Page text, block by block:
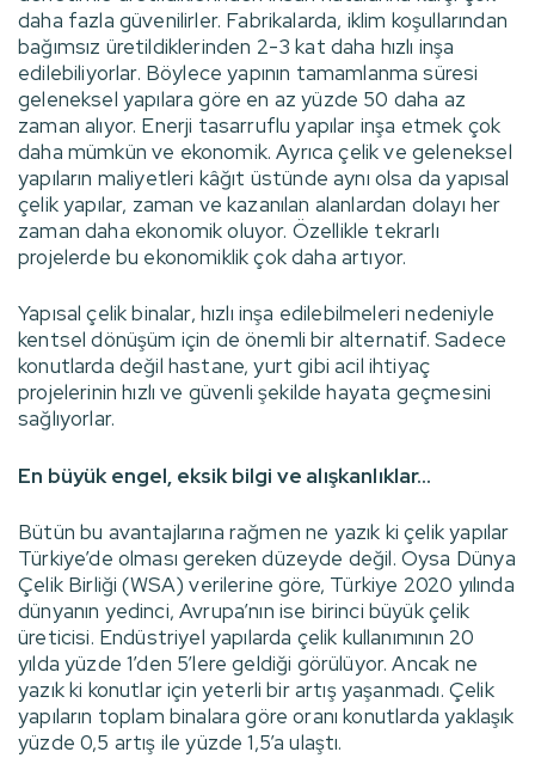
daha fazla güvenilirler. Fabrikalarda, iklim koşullarından
bağımsız üretildiklerinden 2-3 kat daha hızlı inşa
edilebiliyorlar. Böylece yapının tamamlanma süresi
geleneksel yapılara göre en az yüzde 50 daha az
zaman alıyor. Enerji tasarruflu yapılar inşa etmek çok
daha mümkün ve ekonomik. Ayrıca çelik ve geleneksel
yapıların maliyetleri kâğıt üstünde aynı olsa da yapısal
çelik yapılar, zaman ve kazanılan alanlardan dolayı her
zaman daha ekonomik oluyor. Özellikle tekrarlı
projelerde bu ekonomiklik çok daha artıyor.
Yapısal çelik binalar, hızlı inşa edilebilmeleri nedeniyle
kentsel dönüşüm için de önemli bir alternatif. Sadece
konutlarda değil hastane, yurt gibi acil ihtiyaç
projelerinin hızlı ve güvenli şekilde hayata geçmesini
sağlıyorlar.
En büyük engel, eksik bilgi ve alışkanlıklar…
Bütün bu avantajlarına rağmen ne yazık ki çelik yapılar
Türkiye’de olması gereken düzeyde değil. Oysa Dünya
Çelik Birliği (WSA) verilerine göre, Türkiye 2020 yılında
dünyanın yedinci, Avrupa’nın ise birinci büyük çelik
üreticisi. Endüstriyel yapılarda çelik kullanımının 20
yılda yüzde 1’den 5’lere geldiği görülüyor. Ancak ne
yazık ki konutlar için yeterli bir artış yaşanmadı. Çelik
yapıların toplam binalara göre oranı konutlarda yaklaşık
yüzde 0,5 artış ile yüzde 1,5’a ulaştı.